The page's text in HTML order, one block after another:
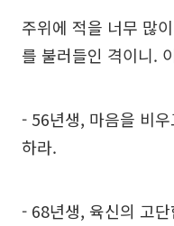
주위에 적을 너무 많
를 불러들인 격이니.
- 56년생, 마음을 비
하라.
- 68년생, 육신의 고